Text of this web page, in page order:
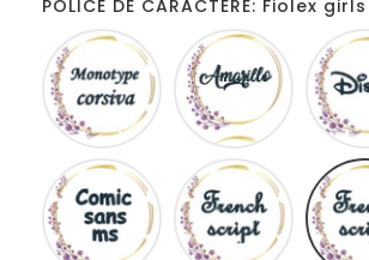
POLICE DE CARACTERE: Fiolex girls
Monotype
corsiva
Amarillo
Comic
sans
ms
French
script